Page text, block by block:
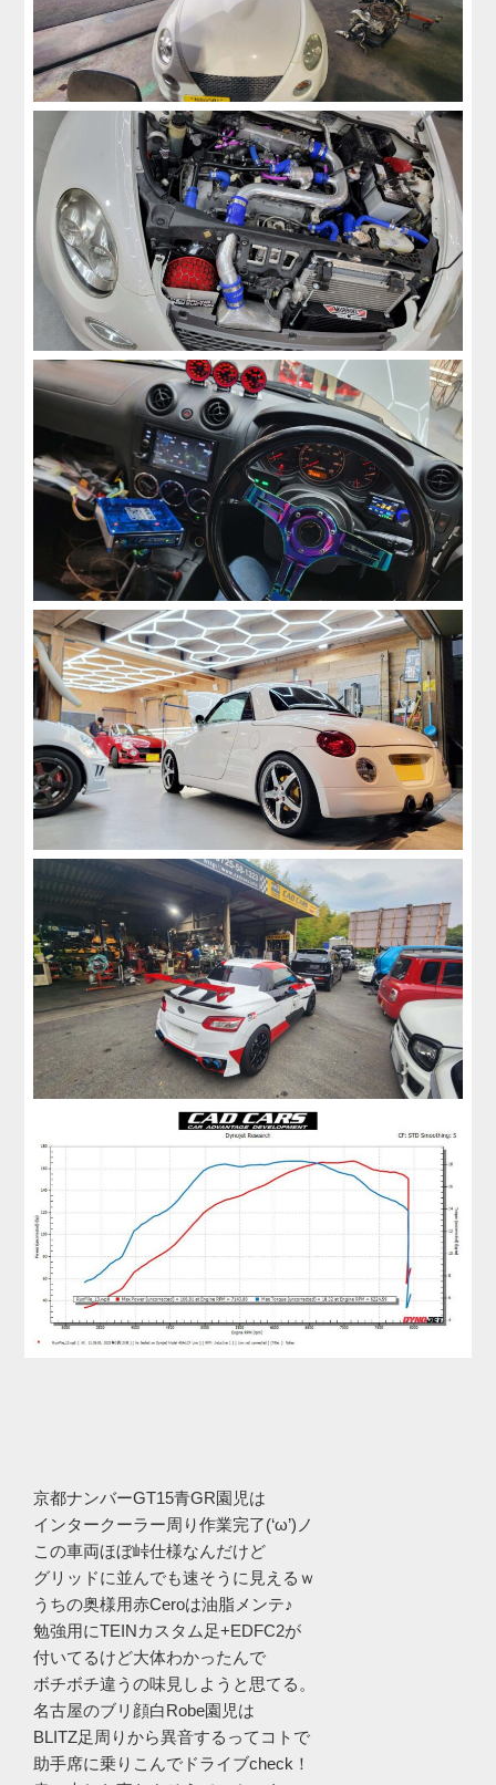
京都ナンバーGT15青GR園児は
インタークーラー周り作業完了(‘ω’)ノ
この車両ほぼ峠仕様なんだけど
グリッドに並んでも速そうに見えるｗ
うちの奥様用赤Ceroは油脂メンテ♪
勉強用にTEINカスタム足+EDFC2が
付いてるけど大体わかったんで
ボチボチ違うの味見しようと思てる。
名古屋のブリ顔白Robe園児は
BLITZ足周りから異音するってコトで
助手席に乗りこんでドライブcheck！